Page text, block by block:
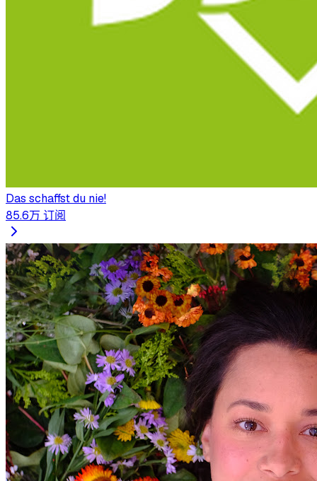
Das schaffst du nie!
85.6万 订阅